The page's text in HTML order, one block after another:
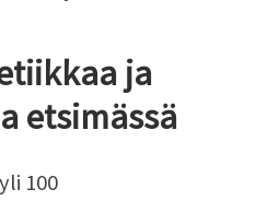
ja
etsimässä
100